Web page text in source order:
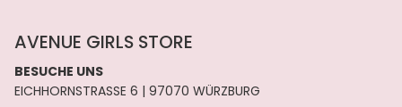
AVENUE GIRLS STORE
BESUCHE UNS
EICHHORNSTRASSE 6 | 97070 WÜRZBURG